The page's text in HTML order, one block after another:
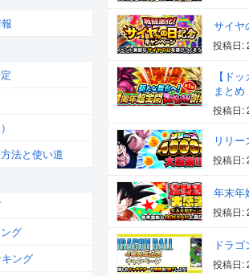
サイヤ
投稿日:
【ド
まとめ
投稿日:
リリ
投稿日:
年末年
投稿日:
ドラ
投稿日:
法と使い道
グ
ング